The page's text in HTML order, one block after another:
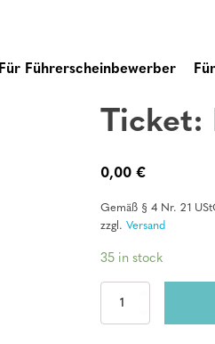
Für Führerscheinbewerber
Ticket:
0,00 €
Gemäß § 4 Nr. 21
zzgl. Versand
35 in stock
Ticket: